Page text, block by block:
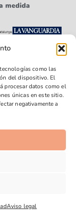
como las
del dispositivo. El
procesar datos como el
únicas en este sitio.
negativamente a
Aviso legal
medida
Síguenos
Instagra